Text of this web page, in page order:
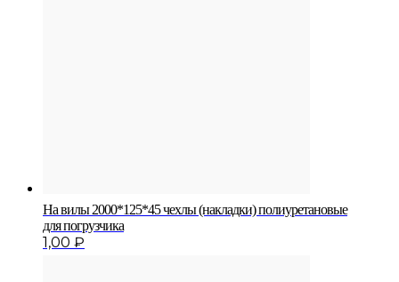
На вилы 2000*125*45 чехлы (накладки) полиуретановые
для погрузчика
1,00 ₽